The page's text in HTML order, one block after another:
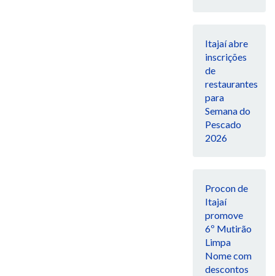
Itajaí abre
inscrições
de
restaurantes
para
Semana do
Pescado
2026
Procon de
Itajaí
promove
6º Mutirão
Limpa
Nome com
descontos